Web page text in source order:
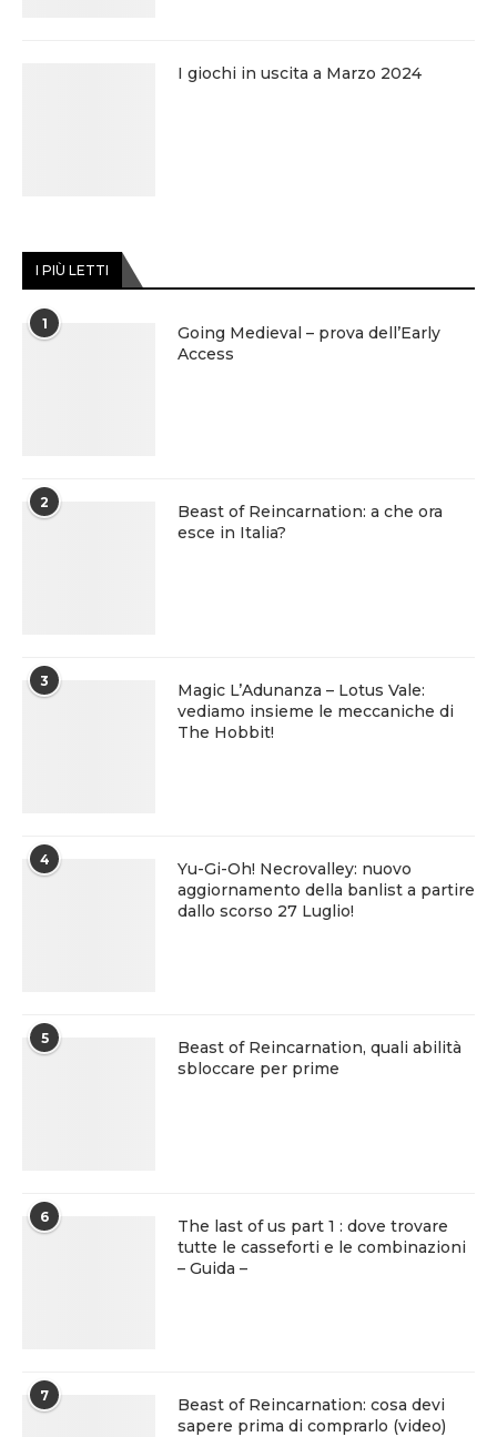
I giochi in uscita a Marzo 2024
I PIÙ LETTI
1
Going Medieval – prova dell’Early
Access
2
Beast of Reincarnation: a che ora
esce in Italia?
3
Magic L’Adunanza – Lotus Vale:
vediamo insieme le meccaniche di
The Hobbit!
4
Yu-Gi-Oh! Necrovalley: nuovo
aggiornamento della banlist a partire
dallo scorso 27 Luglio!
5
Beast of Reincarnation, quali abilità
sbloccare per prime
6
The last of us part 1 : dove trovare
tutte le casseforti e le combinazioni
– Guida –
7
Beast of Reincarnation: cosa devi
sapere prima di comprarlo (video)